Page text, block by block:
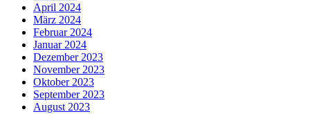
April 2024
März 2024
Februar 2024
Januar 2024
Dezember 2023
November 2023
Oktober 2023
September 2023
August 2023